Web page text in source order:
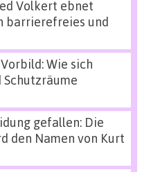
Volkert ebnet
barrierefreies und
Wie sich
gefallen: Die
den Namen von Kurt